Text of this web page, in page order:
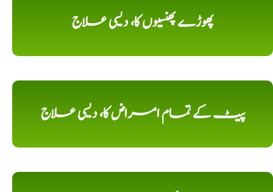
پھوڑے پھنسیوں کا، دیسی علاج
پیٹ کے تمام امراض کا، دیسی علاج